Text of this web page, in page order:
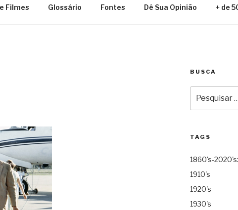
Filmes Glossário Fontes Dê Sua Opinião + de
BUSCA
por:
TAGS
1860's-
1910's
1920's
1930's